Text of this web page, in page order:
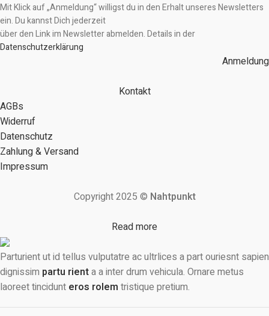
Mit Klick auf „Anmeldung“ willigst du in den Erhalt unseres Newsletters
ein. Du kannst Dich jederzeit
über den Link im Newsletter abmelden. Details in der
Datenschutzerklärung
Anmeldung
Kontakt
AGBs
Widerruf
Datenschutz
Zahlung & Versand
Impressum
Copyright 2025 © Nahtpunkt
Read more
Parturient ut id tellus vulputatre ac ultrlices a part ouriesnt sapien
dignissim partu rienta a inter drum vehicula. Ornare metus
laoreet tincidunt eros rolem tristique pretium.